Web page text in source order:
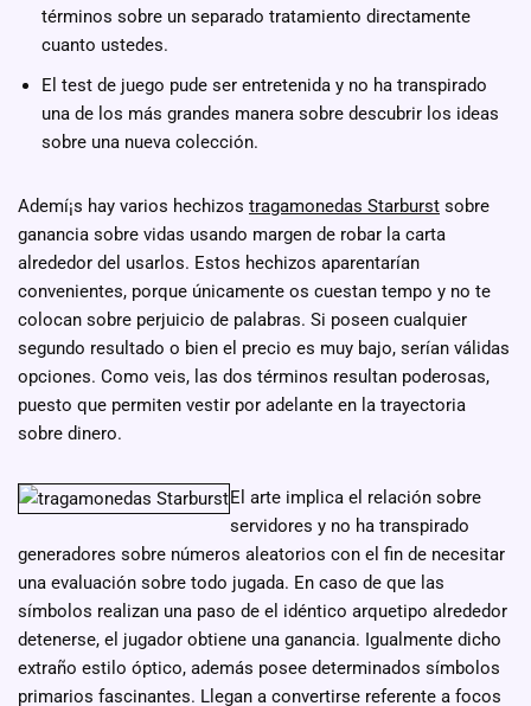
términos sobre un separado tratamiento directamente
cuanto ustedes.
El test de juego pude ser entretenida y no ha transpirado
una de los más grandes manera sobre descubrir los ideas
sobre una nueva colección.
Ademí¡s hay varios hechizos tragamonedas Starburst sobre
ganancia sobre vidas usando margen de robar la carta
alrededor del usarlos. Estos hechizos aparentarían
convenientes, porque únicamente os cuestan tempo y no te
colocan sobre perjuicio de palabras. Si poseen cualquier
segundo resultado o bien el precio es muy bajo, serían válidas
opciones. Como veis, las dos términos resultan poderosas,
puesto que permiten vestir por adelante en la trayectoria
sobre dinero.
El arte implica el relación sobre
servidores y no ha transpirado
generadores sobre números aleatorios con el fin de necesitar
una evaluación sobre todo jugada. En caso de que las
símbolos realizan una paso de el idéntico arquetipo alrededor
detenerse, el jugador obtiene una ganancia. Igualmente dicho
extraño estilo óptico, además posee determinados símbolos
primarios fascinantes. Llegan a convertirse referente a focos